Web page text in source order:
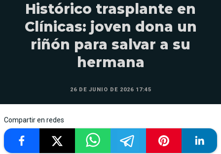
Histórico trasplante en
Clínicas: joven dona un
riñón para salvar a su
hermana
26 DE JUNIO DE 2026 17:45
Compartir en redes